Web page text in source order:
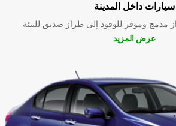
سيارات داخل المدينة
مدمج وموفر للوقود إلى طراز صديق للبيئة
عرض المزيد